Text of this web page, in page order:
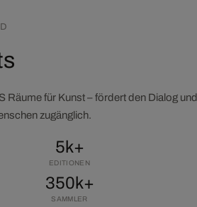
Räume für Kunst – fördert den Dialog und
zugänglich.
5k+
EDITIONEN
350k+
SAMMLER